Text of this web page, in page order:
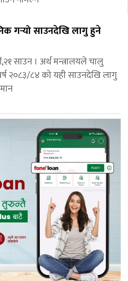
गर्‍यो साउनदेखि लागु हुने
साउन । अर्थ मन्त्रालयले चालु
२०८३/८४ को यही साउनदेखि लागु